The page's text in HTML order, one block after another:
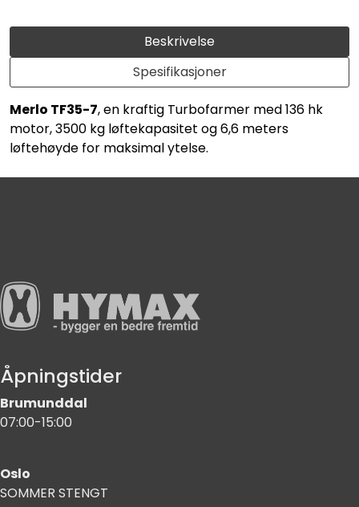
Beskrivelse
Spesifikasjoner
Merlo TF35-7, en kraftig Turbofarmer med 136 hk
motor, 3500 kg løftekapasitet og 6,6 meters
løftehøyde for maksimal ytelse.
Åpningstider
Brumunddal
07:00-15:00
Oslo
SOMMER STENGT